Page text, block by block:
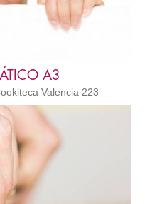
A3
Valencia 223